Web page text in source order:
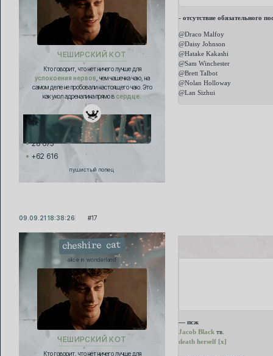
ЧЕШИРСКИЙ КОТ
Кто говорит, что нет ничего лучше для
успокоения нервов, чем чашечка чаю, на
самом деле не пробовали настоящего чаю. Это
как укол адреналина прямо в сердце.
28 675
+62 616
пушистый попец
- отсутствие обязательного
@Draco Malfoy
@Daisy Johnson
@Hatake Kakashi
@Sam Winchester
@Brett Talbot
@Nolan Holloway
@Lan Sizhui
17
09.09.21 18:38:26
cheshire cat
alice in wonderland
ЧЕШИРСКИЙ КОТ
Кто говорит, что нет ничего лучше для
— псж
Jacob Black тв.
death herself [x]